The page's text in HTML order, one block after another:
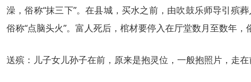
澡，俗称“抹三下”。在县城，买水之前，由吹鼓乐师导引殡
俗称“点脑头火”。富人死后，棺材要停入在厅堂数月至数年，
送殡：儿子女儿孙子在前，原来是抱灵位，一般抱照片，走